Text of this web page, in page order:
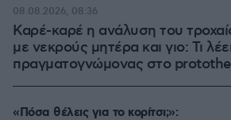
Καρέ-καρέ η ανάλυση του
με νεκρούς μητέρα και γιο: Τι
πραγματογνώμονας στο
08.08.2026, 08:36
«Πόσα θέλεις για το κορίτσι;»: